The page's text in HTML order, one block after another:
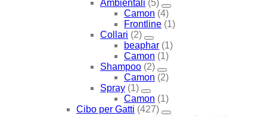
Ambientali (5)
Camon (4)
Frontline (1)
Collari (2)
beaphar (1)
Camon (1)
Shampoo (2)
Camon (2)
Spray (1)
Camon (1)
Cibo per Gatti (427)